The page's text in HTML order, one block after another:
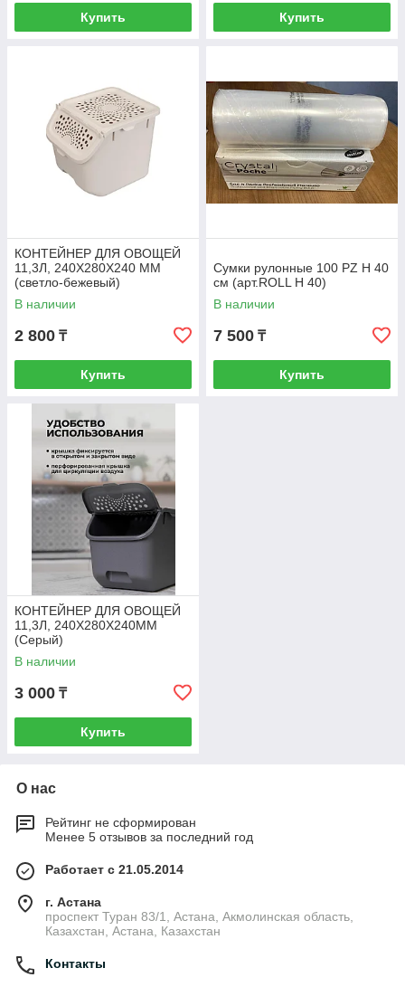
Купить Купить
КОНТЕЙНЕР ДЛЯ ОВОЩЕЙ
11,3Л, 240Х280Х240 ММ
(светло-бежевый)
В наличии
2 800 ₸
Купить
Сумки рулонные 100 PZ H 40
см (арт.ROLL H 40)
В наличии
7 500 ₸
Купить
КОНТЕЙНЕР ДЛЯ ОВОЩЕЙ
11,3Л, 240Х280Х240ММ
(Серый)
В наличии
3 000 ₸
Купить
О нас
Рейтинг не сформирован
Менее 5 отзывов за последний год
Работает с 21.05.2014
г. Астана
проспект Туран 83/1, Астана, Акмолинская область,
Казахстан, Астана, Казахстан
Контакты